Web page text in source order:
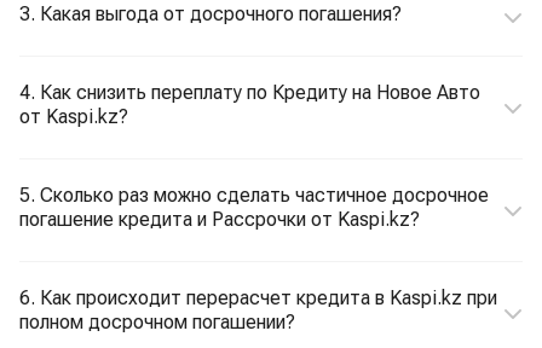
3. Какая выгода от досрочного погашения?
4. Как снизить переплату по Кредиту на Новое Авто
от Kaspi.kz?
5. Сколько раз можно сделать частичное досрочное
погашение кредита и Рассрочки от Kaspi.kz?
6. Как происходит перерасчет кредита в Kaspi.kz при
полном досрочном погашении?